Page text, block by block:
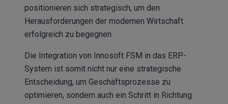
positionieren sich strategisch, um den
Herausforderungen der modernen Wirtschaft
erfolgreich zu begegnen.
Die Integration von Innosoft FSM in das ERP-
System ist somit nicht nur eine strategische
Entscheidung, um Geschäftsprozesse zu
optimieren, sondern auch ein Schritt in Richtung